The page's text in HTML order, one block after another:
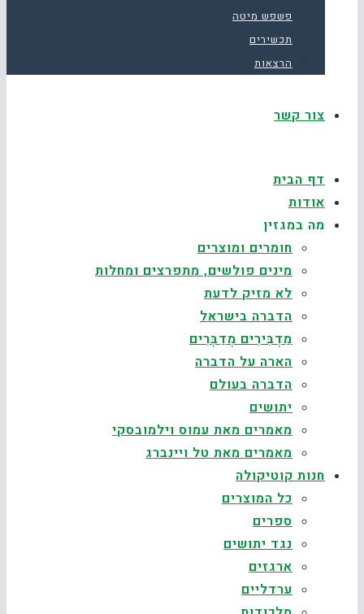
פשפש מיטה
תכשירים
הרצאות
צור קשר
דף הבית
אודות
מה במגזין
חומרים ומוצרים
מינים פולשים, מתפרצים ומחלות
לא מזיק לדעת
הדברה בישראל
מַדְבִּירִים מְדַבְּרִים
הארה על הדברה
הדברה בעולם
יתושים
מאמרים מאת עמוס וילמובסקי
מאמרים מאת טל ויינברג
חנות קוטיקולה
כל המוצרים
ספרים
נגד יתושים
ארגזים
ערדליים